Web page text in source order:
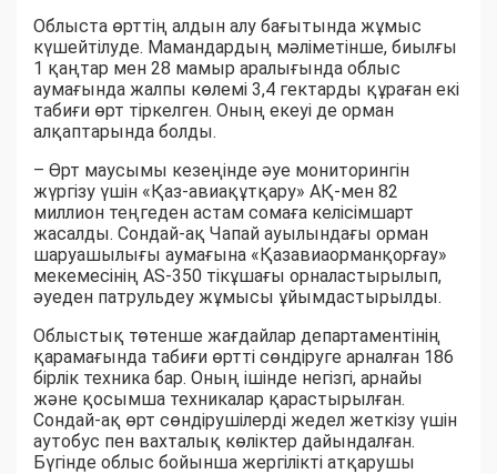
Облыста өрттің алдын алу бағытында жұмыс
күшейтілуде. Мамандардың мәліметінше, биылғы
1 қаңтар мен 28 мамыр аралығында облыс
аумағында жалпы көлемі 3,4 гектарды құраған екі
табиғи өрт тіркелген. Оның екеуі де орман
алқаптарында болды.
– Өрт маусымы кезеңінде әуе мониторингін
жүргізу үшін «Қаз-авиақұтқару» АҚ-мен 82
миллион теңгеден астам сомаға келісімшарт
жасалды. Сондай-ақ Чапай ауылындағы орман
шаруашылығы аумағына «Қазавиаорманқорғау»
мекемесінің AS-350 тікұшағы орналастырылып,
әуеден патрульдеу жұмысы ұйымдастырылды.
Облыстық төтенше жағдайлар департаментінің
қарамағында табиғи өртті сөндіруге арналған 186
бірлік техника бар. Оның ішінде негізгі, арнайы
және қосымша техникалар қарастырылған.
Сондай-ақ өрт сөндірушілерді жедел жеткізу үшін
аутобус пен вахталық көліктер дайындалған.
Бүгінде облыс бойынша жергілікті атқарушы